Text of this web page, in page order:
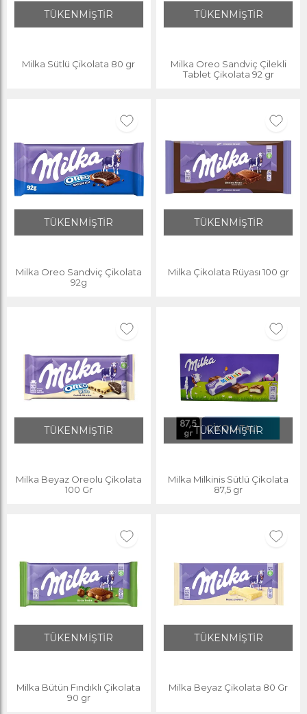
TÜKENMİŞTİR
Milka Sütlü Çikolata 80 gr
TÜKENMİŞTİR
Milka Oreo Sandviç Çilekli
Tablet Çikolata 92 gr
TÜKENMİŞTİR
Milka Oreo Sandviç Çikolata
92g
TÜKENMİŞTİR
Milka Çikolata Rüyası 100 gr
TÜKENMİŞTİR
Milka Beyaz Oreolu Çikolata
100 Gr
TÜKENMİŞTİR
Milka Milkinis Sütlü Çikolata
87,5 gr
TÜKENMİŞTİR
Milka Bütün Fındıklı Çikolata
90 gr
TÜKENMİŞTİR
Milka Beyaz Çikolata 80 Gr